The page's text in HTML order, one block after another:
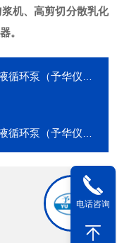
机、高剪切分散乳化
。
器打造中国高品质仪器）
器打造中国高品质仪器）
电话咨询